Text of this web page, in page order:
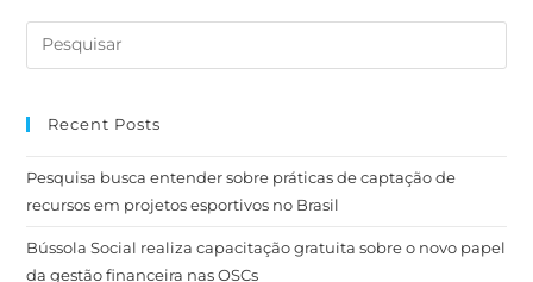
Recent Posts
Pesquisa busca entender sobre práticas de captação de
recursos em projetos esportivos no Brasil
Bússola Social realiza capacitação gratuita sobre o novo papel
da gestão financeira nas OSCs